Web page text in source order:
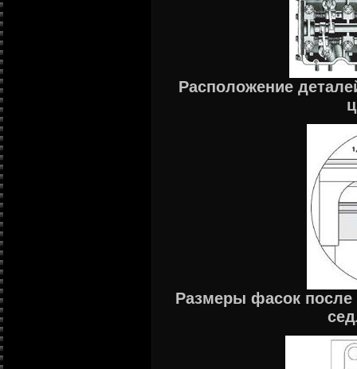
Расположение
Размеры фасок